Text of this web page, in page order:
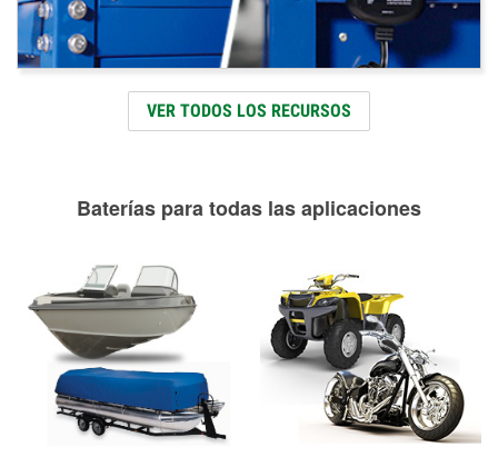
VER TODOS LOS RECURSOS
Baterías para todas las aplicaciones